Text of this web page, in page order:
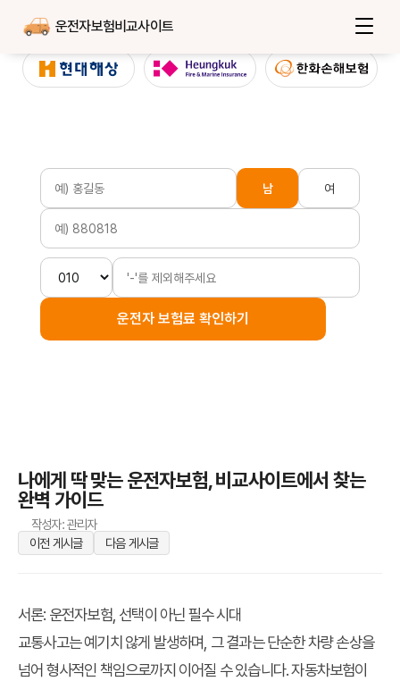
운전자보험비교사이트
남 여
운전자 보험료 확인하기
나에게 딱 맞는 운전자보험, 비교사이트에서 찾는
완벽 가이드
작성자: 관리자
이전 게시글
다음 게시글
서론: 운전자보험, 선택이 아닌 필수 시대
교통사고는 예기치 않게 발생하며, 그 결과는 단순한 차량 손상을
넘어 형사적인 책임으로까지 이어질 수 있습니다. 자동차보험이